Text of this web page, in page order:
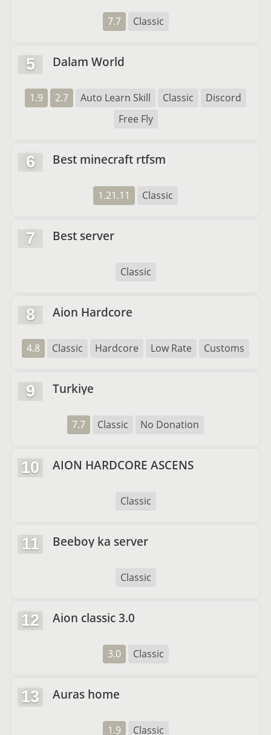
7.7 Classic
5 Dalam World
1.9 2.7 Auto Learn Skill Classic
Discord
Free Fly
6 Best minecraft rtfsm
1.21.11 Classic
7 Best server
Classic
8 Aion Hardcore
4.8 Classic Hardcore Low Rate Customs
9 Turkiye
7.7 Classic No Donation
10 AION HARDCORE ASCENS
Classic
11 Beeboy ka server
Classic
12 Aion classic 3.0
3.0 Classic
13 Auras home
1.9 Classic